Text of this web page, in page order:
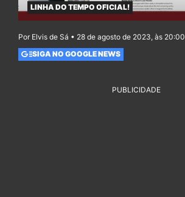
LINHA DO TEMPO OFICIAL!
Por Elvis de Sá • 28 de agosto de 2023, às 20:00
SIGA NO GOOGLE NEWS
PUBLICIDADE